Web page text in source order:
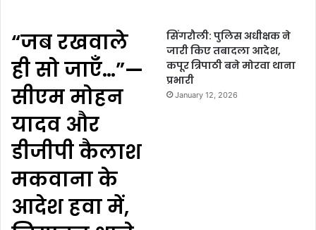
“जब रखवाले
ही सो जाएँ…”—
सीएम मोहन
यादव और
डीजीपी कैलाश
मकवाना के
आदेश हवा में,
सिंगरौली: पुलिस अधीक्षक ने
जारी किए तबादला आदेश,
कपूर त्रिपाठी बने मोरवा थाना
प्रभारी
January 12, 2026